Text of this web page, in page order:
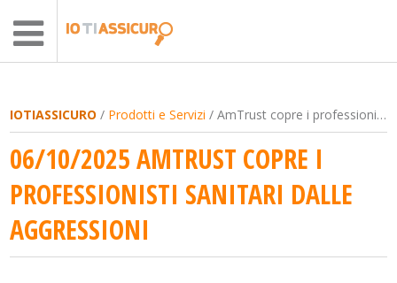
IOTIASSICURO / Prodotti e Servizi / AmTrust copre i professionisti sanitari dalle aggressioni
06/10/2025 AMTRUST COPRE I
PROFESSIONISTI SANITARI DALLE
AGGRESSIONI